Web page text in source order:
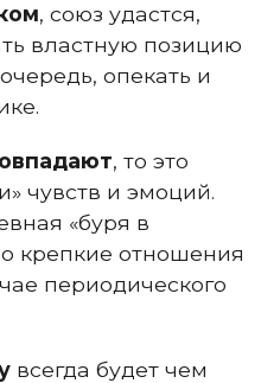
, союз удастся,
властную позицию
опекать и
, то это
чувств и эмоций.
«буря в
крепкие отношения
периодического
всегда будет чем